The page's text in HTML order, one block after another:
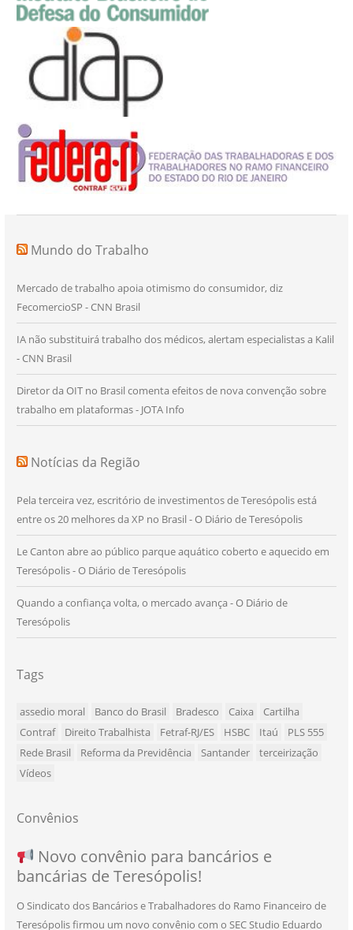
Mundo do Trabalho
Mercado de trabalho apoia otimismo do consumidor, diz
FecomercioSP - CNN Brasil
IA não substituirá trabalho dos médicos, alertam especialistas a Kalil
- CNN Brasil
Diretor da OIT no Brasil comenta efeitos de nova convenção sobre
trabalho em plataformas - JOTA Info
Notícias da Região
Pela terceira vez, escritório de investimentos de Teresópolis está
entre os 20 melhores da XP no Brasil - O Diário de Teresópolis
Le Canton abre ao público parque aquático coberto e aquecido em
Teresópolis - O Diário de Teresópolis
Quando a confiança volta, o mercado avança - O Diário de
Teresópolis
Tags
assedio moral Banco do Brasil Bradesco Caixa
Cartilha
Contraf
Direito Trabalhista Fetraf-RJ/ES HSBC Itaú
PLS 555
Rede Brasil
Reforma da Previdência Santander
terceirização
Vídeos
Convênios
SEU NOVO BENEFÍCIO CHEGOU
Novo convênio para bancários e
bancárias de Teresópolis!
O Sindicato dos Bancários e Trabalhadores do Ramo Financeiro de
Teresópolis firmou um novo convênio com o SEC Studio Eduardo
NOVO CONVÊNIO PARA VOCÊ, BANCÁRIO
E BANCÁRIA!
Convênio com a Rede de Ensino Técnico e
Centro de Qualificação Técnica